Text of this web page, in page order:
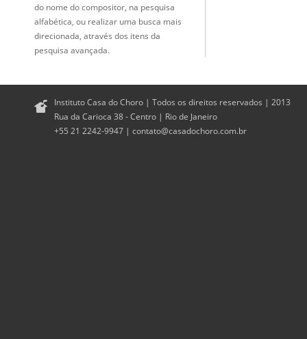
do nome do compositor, na pesquisa
alfabética, ou realizar uma busca mais
direcionada, através dos itens da
pesquisa avançada.
Instituto Casa do Choro | Todos os direitos reservados | 2013
Rua da Carioca 38 - Centro | Rio de Janeiro
+55 21 2242-9947 | contato@casadochoro.com.br